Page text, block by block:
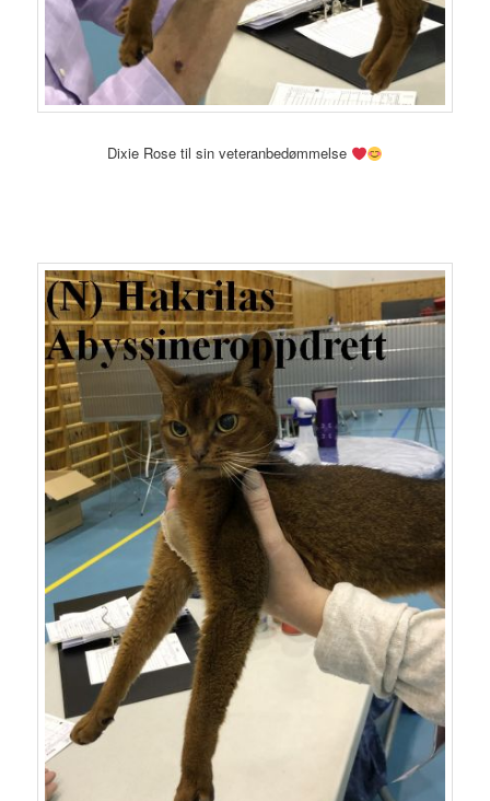
Dixie Rose til sin veteranbedømmelse